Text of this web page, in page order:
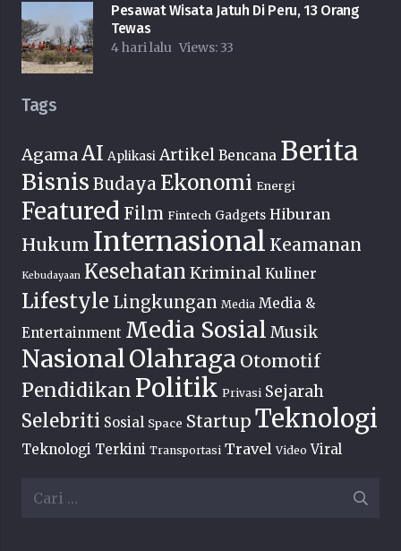
Pesawat Wisata Jatuh Di Peru, 13 Orang
Tewas
4 hari lalu Views: 33
Tags
AgamaAI Aplikasi Artikel Bencana Berita
Bisnis Budaya Ekonomi Energi
Featured Film Fintech Gadgets Hiburan
Hukum Internasional Keamanan
Kebudayaan Kesehatan Kriminal Kuliner
Lifestyle Lingkungan Media Media &
Entertainment Media Sosial Musik
NasionalOlahraga Otomotif
Pendidikan Politik Privasi Sejarah
Selebriti Sosial Space Startup Teknologi
Teknologi Terkini Transportasi Travel Video Viral
Cari